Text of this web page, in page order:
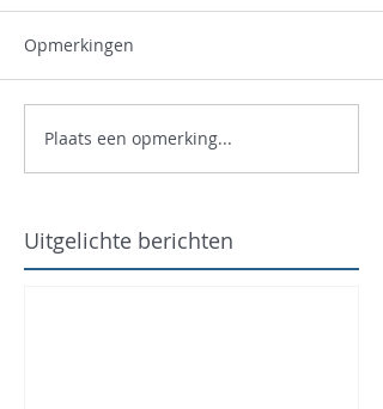
Opmerkingen
Plaats een opmerking...
Uitgelichte berichten